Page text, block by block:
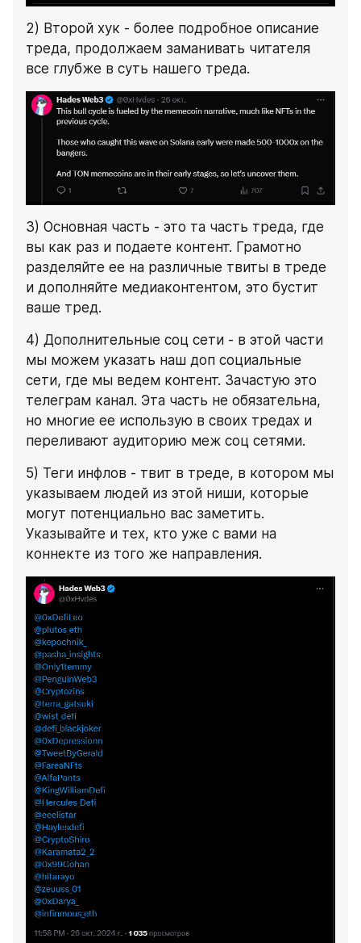
2) Второй хук - более подробное описание
треда, продолжаем заманивать читателя
все глубже в суть нашего треда.
3) Основная часть - это та часть треда, где
вы как раз и подаете контент. Грамотно
разделяйте ее на различные твиты в треде
и дополняйте медиаконтентом, это бустит
ваше тред.
4) Дополнительные соц сети - в этой части
мы можем указать наш доп социальные
сети, где мы ведем контент. Зачастую это
телеграм канал. Эта часть не обязательна,
но многие ее использую в своих тредах и
переливают аудиторию меж соц сетями.
5) Теги инфлов - твит в треде, в котором мы
указываем людей из этой ниши, которые
могут потенциально вас заметить.
Указывайте и тех, кто уже с вами на
коннекте из того же направления.